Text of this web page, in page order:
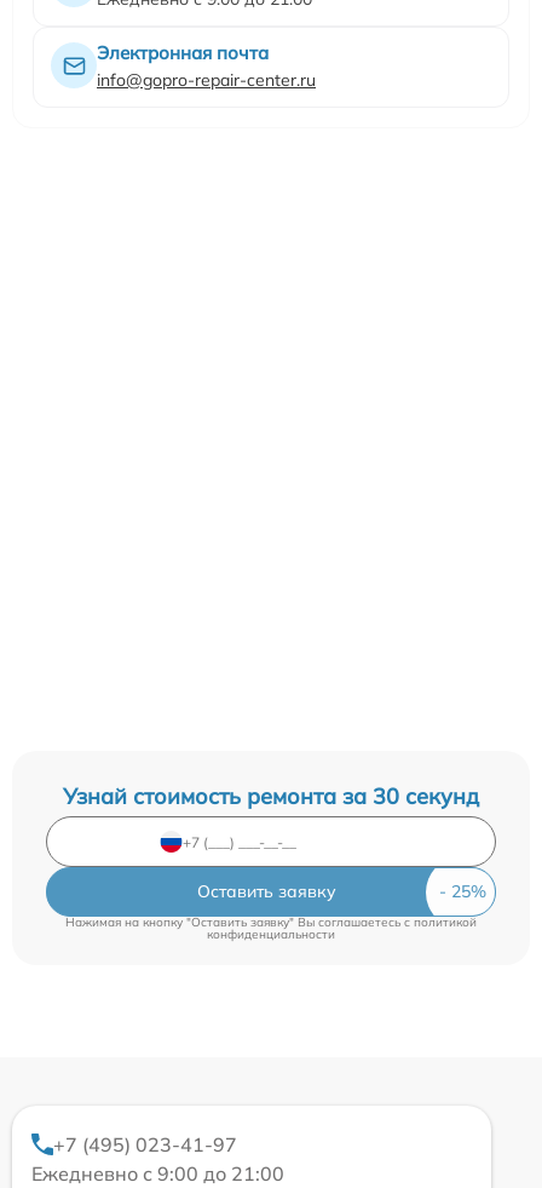
Электронная почта
info@gopro-repair-center.ru
Узнай стоимость ремонта за 30 секунд
Оставить заявку
Нажимая на кнопку "Оставить заявку" Вы соглашаетесь c политикой
конфиденциальности
+7 (495) 023-41-97
Ежедневно с 9:00 до 21:00